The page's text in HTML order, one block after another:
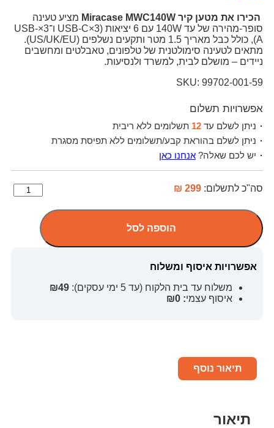
הכירו את מטען קיר Miracase MWC140W
מציע טעינה
סופר-מהירה של עד 140W עם 6 יציאות (3×USB-C ו־3×USB-
A), כולל כבל מאריך 1.5 מטר ותקעים נשלפים (US/UK/EU).
מתאים לטעינה סימולטנית של טלפונים, טאבלטים ומחשבים
ניידים – מושלם לבית, למשרד ולנסיעות.
SKU: 99702-001-59
אפשרויות תשלום
ניתן לשלם עד12 תשלומים ללא ריבית
ניתן לשלם בהוראת קבע/תשלומים ללא תפיסת מסגרת
יש לכם שאלה?אנחנו כאן
סה"כ לתשלום: 299 ₪
הוספה לסל
אפשרויות איסוף ומשלוח
משלוח עד בית הלקוח (עד 5 ימי עסקים):
איסוף עצמי: ₪0
תיאור נוסף
תיאור